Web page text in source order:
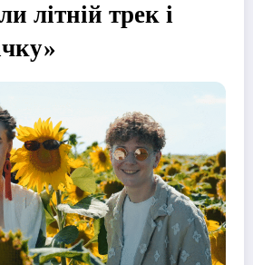
літній трек і